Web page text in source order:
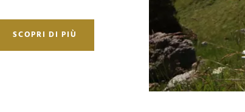
SCOPRI DI PIÙ